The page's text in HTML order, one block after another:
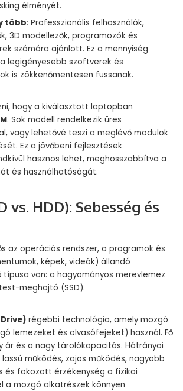
élményét.
több: Professzionális felhasználók,
3D modellezők, programozók és
számára ajánlott. Ez a mennyiség
legigényesebb szoftverek és
is zökkenőmentesen fussanak.
hogy a kiválasztott laptopban
. Sok modell rendelkezik üres
vagy lehetővé teszi a meglévő modulok
Ez a jövőbeni fejlesztések
hasznos lehet, meghosszabbítva a
és használhatóságát.
vs. HDD): Sebesség és
az operációs rendszer, a programok és
képek, videók) állandó
van: a hagyományos merevlemez
meghajtó (SSD).
régebbi technológia, amely mozgó
lemezeket és olvasófejeket) használ. Fő
ár és a nagy tárolókapacitás. Hátrányai
működés, zajos működés, nagyobb
és fokozott érzékenység a fizikai
a mozgó alkatrészek könnyen